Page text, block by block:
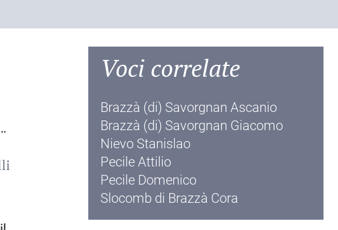
Voci correlate
Brazzà (di) Savorgnan Ascanio
Brazzà (di) Savorgnan Giacomo
Nievo Stanislao
Pecile Attilio
Pecile Domenico
Slocomb di Brazzà Cora